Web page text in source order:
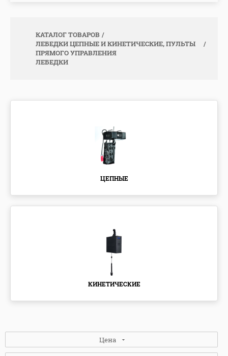
КАТАЛОГ ТОВАРОВ
ЛЕБЕДКИ ЦЕПНЫЕ И КИНЕТИЧЕСКИЕ, ПУЛЬТЫ
ПРЯМОГО УПРАВЛЕНИЯ
ЛЕБЕДКИ
ЦЕПНЫЕ
КИНЕТИЧЕСКИЕ
Цена